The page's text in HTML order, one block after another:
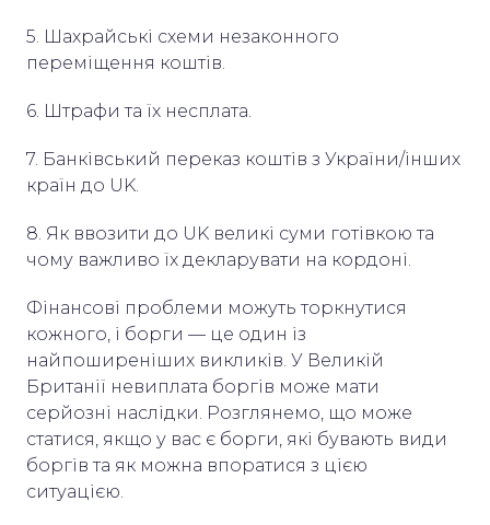
5. Шахрайські схеми незаконного
переміщення коштів.
6. Штрафи та їх несплата.
7. Банківський переказ коштів з України/інших
країн до UK.
8. Як ввозити до UK великі суми готівкою та
чому важливо їх декларувати на кордоні.
Фінансові проблеми можуть торкнутися
кожного, і борги — це один із
найпоширеніших викликів. У Великій
Британії невиплата боргів може мати
серйозні наслідки. Розглянемо, що може
статися, якщо у вас є борги, які бувають види
боргів та як можна впоратися з цією
ситуацією.